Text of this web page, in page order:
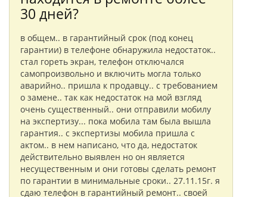
30 дней?
в общем.. в гарантийный срок (под конец
гарантии) в телефоне обнаружила недостаток..
стал гореть экран, телефон отключался
самопроизвольно и включить могла только
аварийно.. пришла к продавцу.. с требованием
о замене.. так как недостаток на мой взгляд
очень существенный.. они отправили мобилу
на экспертизу... пока мобила там была вышла
гарантия.. с экспертизы мобила пришла с
актом.. в нем написано, что да, недостаток
действительно выявлен но он является
несущественным и они готовы сделать ремонт
по гарантии в минимальные сроки.. 27.11.15г. я
сдаю телефон в гарантийный ремонт.. своей